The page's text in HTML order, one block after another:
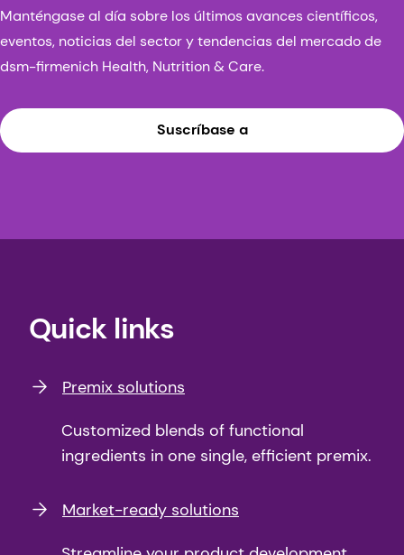
Manténgase al día sobre los últimos avances científicos,
eventos, noticias del sector y tendencias del mercado de
dsm-firmenich Health, Nutrition & Care.
Suscríbase a
Quick links
Premix solutions
Customized blends of functional
ingredients in one single, efficient premix.
Market-ready solutions